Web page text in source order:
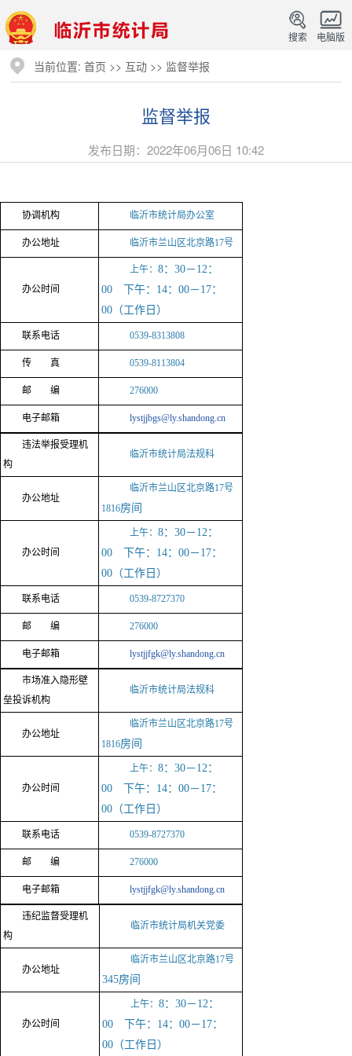
电脑版
搜索
当前位置:首页 >> 互动 >> 监督举报
监督举报
发布日期：2022年06月06日 10:42
协调机构 临沂市统计局办公室
办公地址 临沂市兰山区北京路17号
办公时间
上午： 8：30－12：
00 下午：14：00－17：
00（工作日）
联系电话 0539-8313808
传 真 0539-8113804
邮 编 276000
电子邮箱 lystjjbgs@ly.shandong.cn
违法举报受理机
构
临沂市统计局法规科
办公地址
临沂市兰山区北京路17号
1816房间
办公时间
上午： 8：30－12：
00 下午：14：00－17：
00（工作日）
联系电话 0539-8727370
邮 编 276000
电子邮箱 lystjjfgk@ly.shandong.cn
市场准入隐形壁
垒投诉机构
临沂市统计局法规科
办公地址
临沂市兰山区北京路17号
1816房间
办公时间
上午： 8：30－12：
00 下午：14：00－17：
00（工作日）
联系电话 0539-8727370
邮 编 276000
电子邮箱 lystjjfgk@ly.shandong.cn
违纪监督受理机
构
临沂市统计局机关党委
办公地址
临沂市兰山区北京路17号
345房间
办公时间
上午： 8：30－12：
00 下午：14：00－17：
00（工作日）